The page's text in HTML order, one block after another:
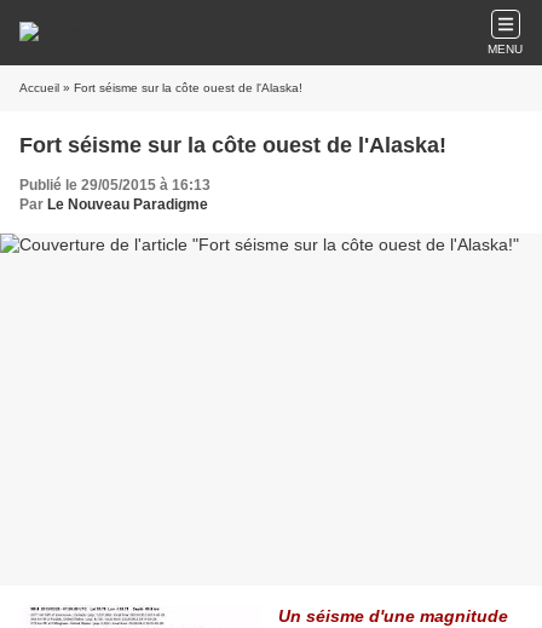
MENU
Accueil » Fort séisme sur la côte ouest de l'Alaska!
Fort séisme sur la côte ouest de l'Alaska!
Publié le 29/05/2015 à 16:13
Par Le Nouveau Paradigme
Un séisme d'une magnitude